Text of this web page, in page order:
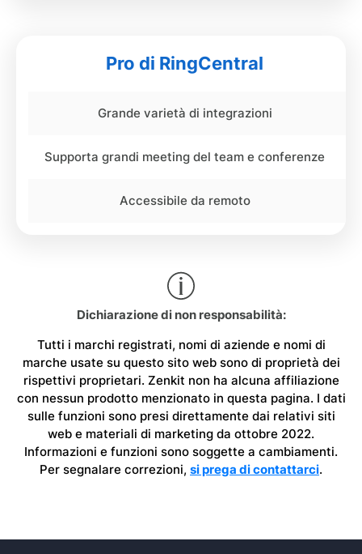
Pro di RingCentral
Grande varietà di integrazioni
Supporta grandi meeting del team e conferenze
Accessibile da remoto
Dichiarazione di non responsabilità:
Tutti i marchi registrati, nomi di aziende e nomi di
marche usate su questo sito web sono di proprietà dei
rispettivi proprietari. Zenkit non ha alcuna affiliazione
con nessun prodotto menzionato in questa pagina. I dati
sulle funzioni sono presi direttamente dai relativi siti
web e materiali di marketing da ottobre 2022.
Informazioni e funzioni sono soggette a cambiamenti.
Per segnalare correzioni, si prega di contattarci.